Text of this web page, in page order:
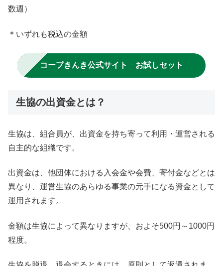
数週）
＊いずれも税込の金額
コープきんき公式サイト お試しセット
生協の出資金とは？
生協は、組合員が、出資金を持ち寄って利用・運営される
自主的な組織です。
出資金は、他団体における入会金や会費、寄付金などとは
異なり、運営生協のあらゆる事業の元手になる資金として
運用されます。
金額は生協によって異なりますが、およそ500円～1000円
程度。